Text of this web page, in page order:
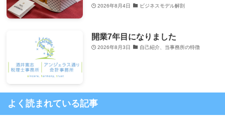
2026年8月4日 ビジネスモデル解剖
開業7年目になりました
2026年8月3日 自己紹介、当事務所の特徴
よく読まれている記事